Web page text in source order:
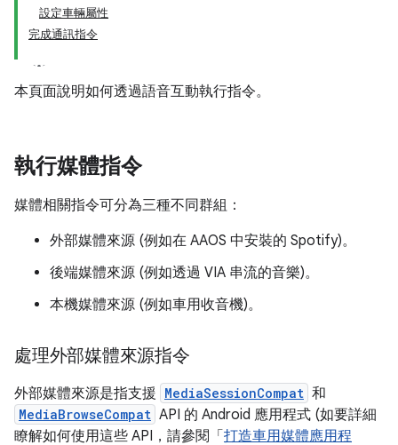
設定車輛屬性
完成通訊指令
本頁面說明如何透過語音互動執行指令。
執行媒體指令
媒體相關指令可分為三種不同群組：
外部媒體來源 (例如在 AAOS 中安裝的 Spotify)。
後端媒體來源 (例如透過 VIA 串流的音樂)。
本機媒體來源 (例如車用收音機)。
處理外部媒體來源指令
外部媒體來源是指支援 MediaSessionCompat 和
MediaBrowseCompat API 的 Android 應用程式 (如要詳細
瞭解如何使用這些 API，請參閱「 打造車用媒體應用程